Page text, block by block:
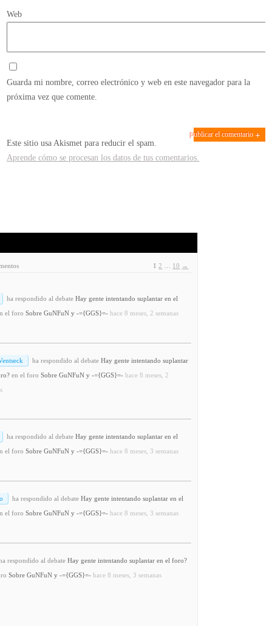
Web
Guarda mi nombre, correo electrónico y web en este navegador para la
próxima vez que comente.
Este sitio usa Akismet para reducir el spam.
Aprende cómo se procesan los datos de tus comentarios.
1 2 10 →
ha respondido al debate Hay gente intentando suplantar en el
el foro Sobre GuNFuN y -={GGS}=- hace 8 meses, 2 semanas
ha respondido al debate Hay gente intentando suplantar
en el foro Sobre GuNFuN y -={GGS}=- hace 8 meses, 2
ha respondido al debate Hay gente intentando suplantar en el
el foro Sobre GuNFuN y -={GGS}=- hace 8 meses, 3 semanas
ha respondido al debate Hay gente intentando suplantar en el
el foro Sobre GuNFuN y -={GGS}=- hace 8 meses, 3 semanas
respondido al debate Hay gente intentando suplantar en el foro?
Sobre GuNFuN y -={GGS}=- hace 8 meses, 3 semanas